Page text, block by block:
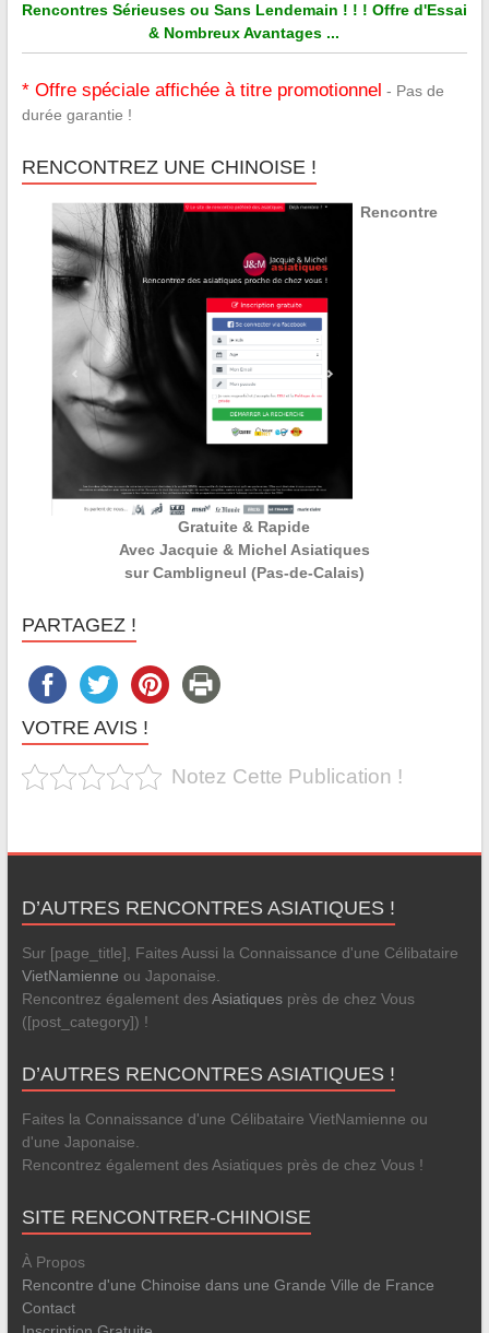
Rencontres Sérieuses ou Sans Lendemain ! ! ! Offre d'Essai
& Nombreux Avantages ...
* Offre spéciale affichée à titre promotionnel - Pas de
durée garantie !
RENCONTREZ UNE CHINOISE !
Rencontre
Gratuite & Rapide
Avec Jacquie & Michel Asiatiques
sur Cambligneul (Pas-de-Calais)
PARTAGEZ !
VOTRE AVIS !
Notez Cette Publication !
D’AUTRES RENCONTRES ASIATIQUES !
Sur [page_title], Faites Aussi la Connaissance d'une Célibataire
VietNamienne ou Japonaise.
Rencontrez également desAsiatiquesprès de chez Vous
([post_category]) !
D’AUTRES RENCONTRES ASIATIQUES !
Faites la Connaissance d'une Célibataire VietNamienne ou
d'une Japonaise.
Rencontrez également des Asiatiques près de chez Vous !
SITE RENCONTRER-CHINOISE
À Propos
Rencontre d'une Chinoise dans une Grande Ville de France
Contact